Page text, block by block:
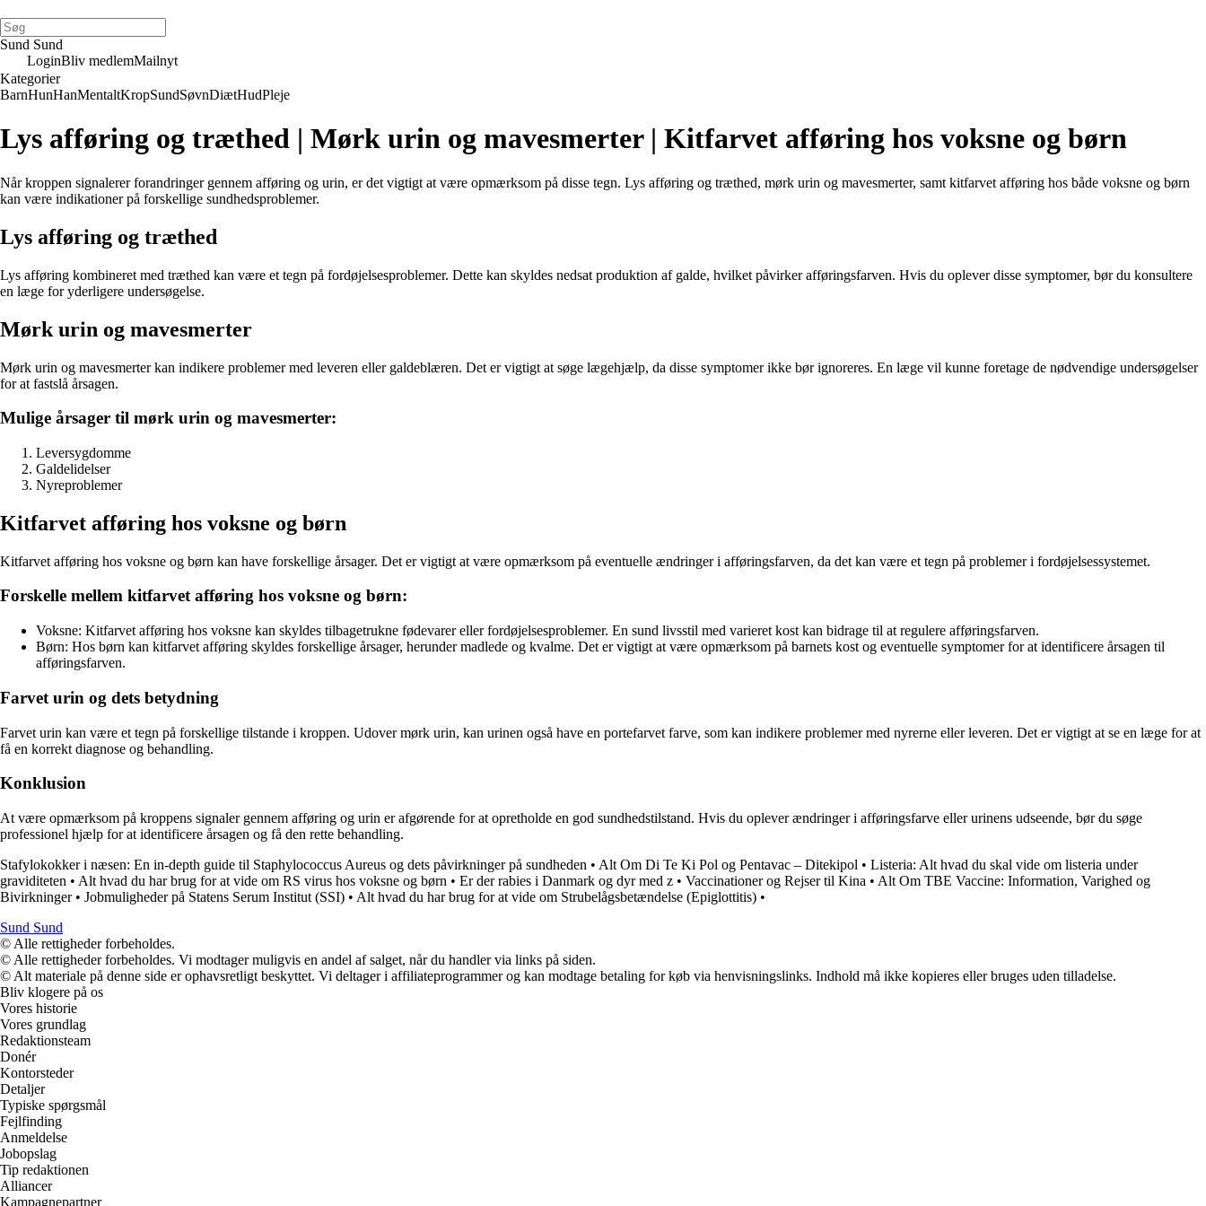
Sund Sund
LoginBliv medlemMailnyt
Kategorier
BarnHunHanMentaltKropSundSøvnDiætHudPleje
Lys afføring og træthed | Mørk urin og mavesmerter | Kitfarvet afføring hos voksne og børn
Når kroppen signalerer forandringer gennem afføring og urin, er det vigtigt at være opmærksom på disse tegn. Lys afføring og træthed, mørk urin og mavesmerter, samt kitfarvet afføring hos både voksne og børn
kan være indikationer på forskellige sundhedsproblemer.
Lys afføring og træthed
Lys afføring kombineret med træthed kan være et tegn på fordøjelsesproblemer. Dette kan skyldes nedsat produktion af galde, hvilket påvirker afføringsfarven. Hvis du oplever disse symptomer, bør du konsultere
en læge for yderligere undersøgelse.
Mørk urin og mavesmerter
Mørk urin og mavesmerter kan indikere problemer med leveren eller galdeblæren. Det er vigtigt at søge lægehjælp, da disse symptomer ikke bør ignoreres. En læge vil kunne foretage de nødvendige undersøgelser
for at fastslå årsagen.
Mulige årsager til mørk urin og mavesmerter:
Leversygdomme
Galdelidelser
Nyreproblemer
Kitfarvet afføring hos voksne og børn
Kitfarvet afføring hos voksne og børn kan have forskellige årsager. Det er vigtigt at være opmærksom på eventuelle ændringer i afføringsfarven, da det kan være et tegn på problemer i fordøjelsessystemet.
Forskelle mellem kitfarvet afføring hos voksne og børn:
Voksne: Kitfarvet afføring hos voksne kan skyldes tilbagetrukne fødevarer eller fordøjelsesproblemer. En sund livsstil med varieret kost kan bidrage til at regulere afføringsfarven.
Børn: Hos børn kan kitfarvet afføring skyldes forskellige årsager, herunder madlede og kvalme. Det er vigtigt at være opmærksom på barnets kost og eventuelle symptomer for at identificere årsagen til
afføringsfarven.
Farvet urin og dets betydning
Farvet urin kan være et tegn på forskellige tilstande i kroppen. Udover mørk urin, kan urinen også have en portefarvet farve, som kan indikere problemer med nyrerne eller leveren. Det er vigtigt at se en læge for at
få en korrekt diagnose og behandling.
Konklusion
At være opmærksom på kroppens signaler gennem afføring og urin er afgørende for at opretholde en god sundhedstilstand. Hvis du oplever ændringer i afføringsfarve eller urinens udseende, bør du søge
professionel hjælp for at identificere årsagen og få den rette behandling.
Stafylokokker i næsen: En in-depth guide til Staphylococcus Aureus og dets påvirkninger på sundheden • Alt Om Di Te Ki Pol og Pentavac – Ditekipol • Listeria: Alt hvad du skal vide om listeria under
graviditeten • Alt hvad du har brug for at vide om RS virus hos voksne og børn • Er der rabies i Danmark og dyr med z • Vaccinationer og Rejser til Kina • Alt Om TBE Vaccine: Information, Varighed og
Bivirkninger• Jobmuligheder på Statens Serum Institut (SSI) • Alt hvad du har brug for at vide om Strubelågsbetændelse (Epiglottitis) •
Sund Sund
© Alle rettigheder forbeholdes.
© Alle rettigheder forbeholdes. Vi modtager muligvis en andel af salget, når du handler via links på siden.
© Alt materiale på denne side er ophavsretligt beskyttet. Vi deltager i affiliateprogrammer og kan modtage betaling for køb via henvisningslinks. Indhold må ikke kopieres eller bruges uden tilladelse.
Bliv klogere på os
Vores historie
Vores grundlag
Redaktionsteam
Donér
Kontorsteder
Detaljer
Typiske spørgsmål
Fejlfinding
Anmeldelse
Jobopslag
Tip redaktionen
Alliancer
Kampagnepartner